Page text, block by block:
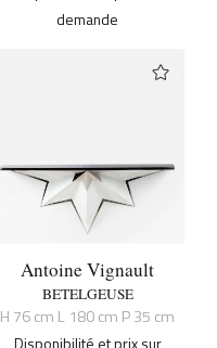
demande
Antoine Vignault
BETELGEUSE
H 76 cm L 180 cm P 35 cm